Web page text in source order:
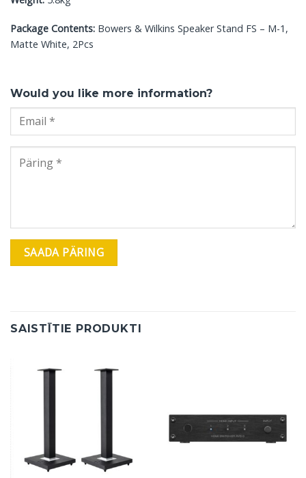
Package Contents: Bowers & Wilkins Speaker Stand FS – M-1,
Matte White, 2Pcs
Would you like more information?
SAISTĪTIE PRODUKTI